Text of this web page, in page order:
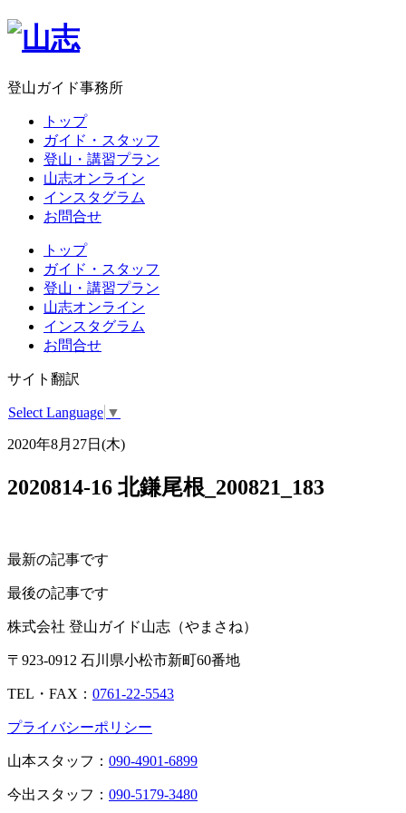
登山ガイド事務所
トップ
ガイド・スタッフ
登山・講習プラン
山志オンライン
インスタグラム
お問合せ
トップ
ガイド・スタッフ
登山・講習プラン
山志オンライン
インスタグラム
お問合せ
サイト翻訳
Select Language ▼
2020年8月27日(木)
2020814-16 北鎌尾根_200821_183
最新の記事です
最後の記事です
株式会社 登山ガイド山志（やまさね）
〒923-0912 石川県小松市新町60番地
TEL・FAX： 0761-22-5543
プライバシーポリシー
山本スタッフ： 090-4901-6899
今出スタッフ： 090-5179-3480